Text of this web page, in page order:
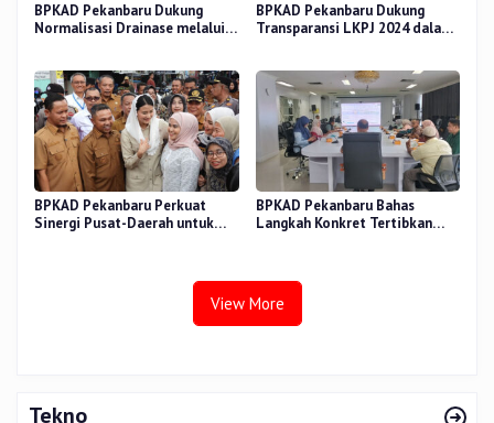
BPKAD Pekanbaru Dukung
Normalisasi Drainase melalui
BPKAD Pekanbaru Dukung
Transparansi LKPJ 2024 dalam
BPKAD Pekanbaru Perkuat
Sinergi Pusat-Daerah untuk
BPKAD Pekanbaru Bahas
Langkah Konkret Tertibkan
View More
Tekno